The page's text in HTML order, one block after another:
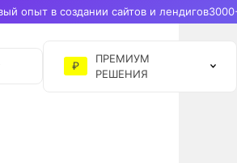
опыт в создании сайтов и лендигов
₽
ПРЕМИУМ
РЕШЕНИЯ